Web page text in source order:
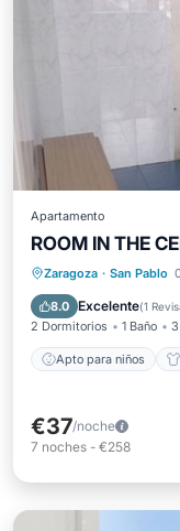
Apartamento
ROOM IN THE
Zaragoza · San Pablo
8.0 Excelente(1
2 Dormitorios 1 Baño
Apto para niños
Apto para
Ropa de
€37/noche
7 noches - €258